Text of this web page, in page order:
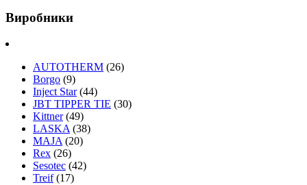
Виробники
AUTOTHERM (26)
Borgo (9)
Inject Star (44)
JBT TIPPER TIE (30)
Kittner (49)
LASKA (38)
MAJA (20)
Rex (26)
Sesotec (42)
Treif (17)